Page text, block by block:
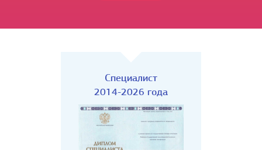
Специалист
2014-2026 года